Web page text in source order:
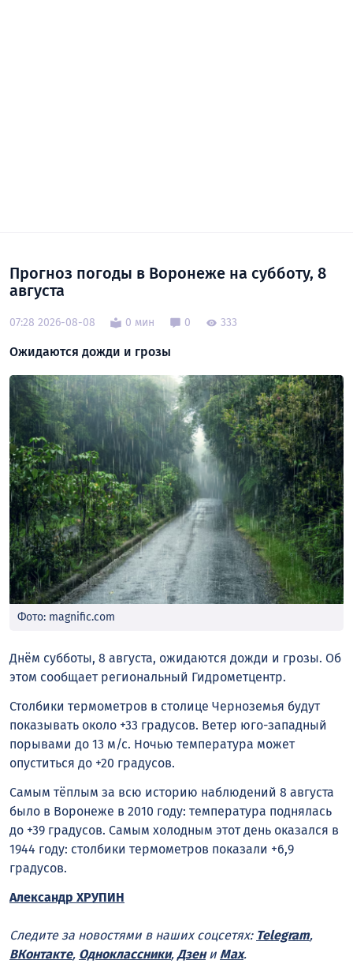
Прогноз погоды в Воронеже на субботу, 8
августа
07:28 2026-08-08 0 мин 0 333
Ожидаются дожди и грозы
Фото: magnific.com
Днём субботы, 8 августа, ожидаются дожди и грозы. Об
этом сообщает региональный Гидрометцентр.
Столбики термометров в столице Черноземья будут
показывать около +33 градусов. Ветер юго-западный
порывами до 13 м/с. Ночью температура может
опуститься до +20 градусов.
Самым тёплым за всю историю наблюдений 8 августа
было в Воронеже в 2010 году: температура поднялась
до +39 градусов. Самым холодным этот день оказался в
1944 году: столбики термометров показали +6,9
градусов.
Александр ХРУПИН
Следите за новостями в наших соцсетях: Telegram,
ВКонтакте, Одноклассники, Дзени Max.